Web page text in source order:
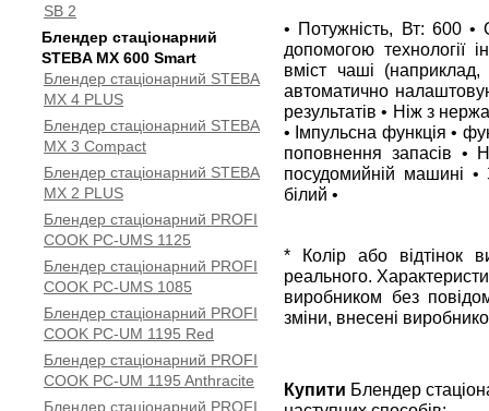
SB 2
Блендер стаціонарний
STEBA MX 600 Smart
Блендер стаціонарний STEBA
MX 4 PLUS
Блендер стаціонарний STEBA
MX 3 Compact
Блендер стаціонарний STEBA
MX 2 PLUS
Блендер стаціонарний PROFI
COOK PC-UMS 1125
Блендер стаціонарний PROFI
COOK PC-UMS 1085
Блендер стаціонарний PROFI
COOK PC-UM 1195 Red
Блендер стаціонарний PROFI
COOK PC-UM 1195 Anthracite
Блендер стаціонарний PROFI
• Потужність, Вт: 600 •
допомогою технології
вміст чаші
автоматично
результатів • Ніж з
• Імпульсна функція •
поповнення запасів •
посудомийній машині •
білий •
* Колір або відтінок
реального.
виробником без
зміни, внесені
Купити Блендер